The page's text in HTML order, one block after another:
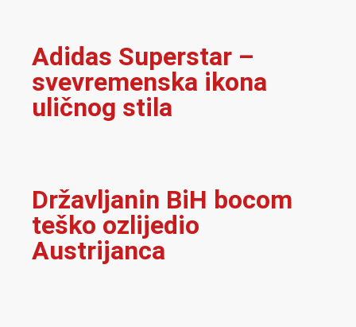
Adidas Superstar –
svevremenska ikona
uličnog stila
Državljanin BiH bocom
teško ozlijedio
Austrijanca